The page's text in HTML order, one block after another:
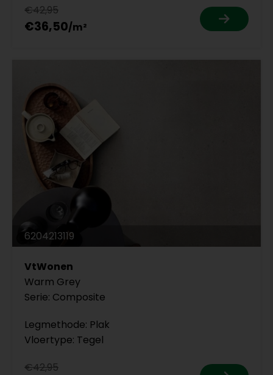
€42,95
€36,50
6204213119
VtWonen
Warm Grey
Serie: Composite
Legmethode: Plak
Vloertype: Tegel
€42,95